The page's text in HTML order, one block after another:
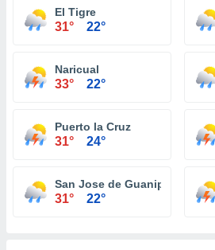
El Tigre
31° 22°
Naricual
33° 22°
Puerto la Cruz
31° 24°
San Jose de Guanipa
31° 22°